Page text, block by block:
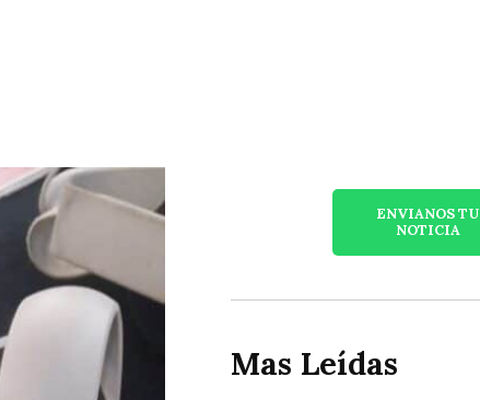
ENVIANOS TU
NOTICIA
Mas Leídas